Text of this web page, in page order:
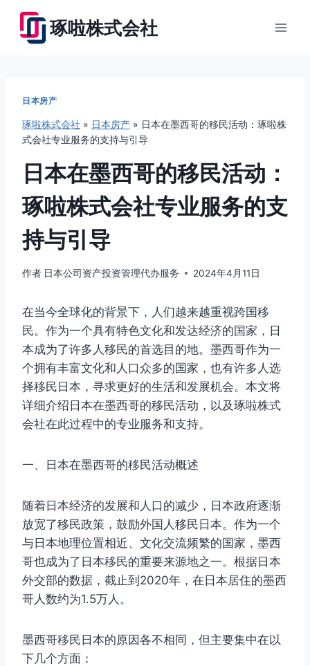
琢啦株式会社
日本房产
琢啦株式会社 » 日本房产 » 日本在墨西哥的移民活动：琢啦株
式会社专业服务的支持与引导
日本在墨西哥的移民活动：
琢啦株式会社专业服务的支
持与引导
作者 日本公司资产投资管理代办服务 2024年4月11日
在当今全球化的背景下，人们越来越重视跨国移
民。作为一个具有特色文化和发达经济的国家，日
本成为了许多人移民的首选目的地。墨西哥作为一
个拥有丰富文化和人口众多的国家，也有许多人选
择移民日本，寻求更好的生活和发展机会。本文将
详细介绍日本在墨西哥的移民活动，以及琢啦株式
会社在此过程中的专业服务和支持。
一、日本在墨西哥的移民活动概述
随着日本经济的发展和人口的减少，日本政府逐渐
放宽了移民政策，鼓励外国人移民日本。作为一个
与日本地理位置相近、文化交流频繁的国家，墨西
哥也成为了日本移民的重要来源地之一。根据日本
外交部的数据，截止到2020年，在日本居住的墨西
哥人数约为1.5万人。
墨西哥移民日本的原因各不相同，但主要集中在以
下几个方面：